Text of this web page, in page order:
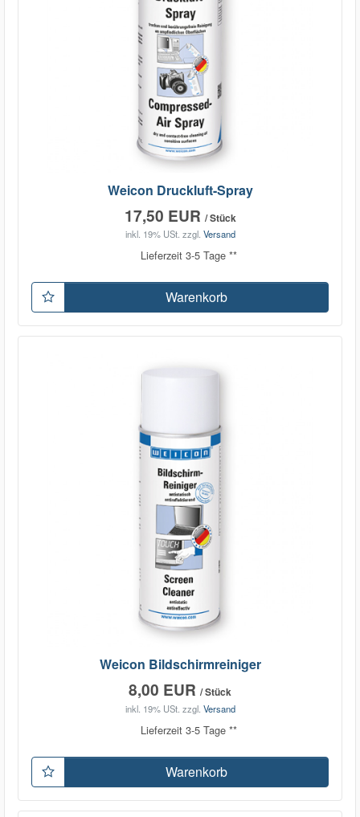
Weicon Druckluft-Spray
17,50 EUR / Stück
inkl. 19% USt. zzgl. Versand
Lieferzeit 3-5 Tage **
Warenkorb
Weicon Bildschirmreiniger
8,00 EUR / Stück
inkl. 19% USt. zzgl. Versand
Lieferzeit 3-5 Tage **
Warenkorb